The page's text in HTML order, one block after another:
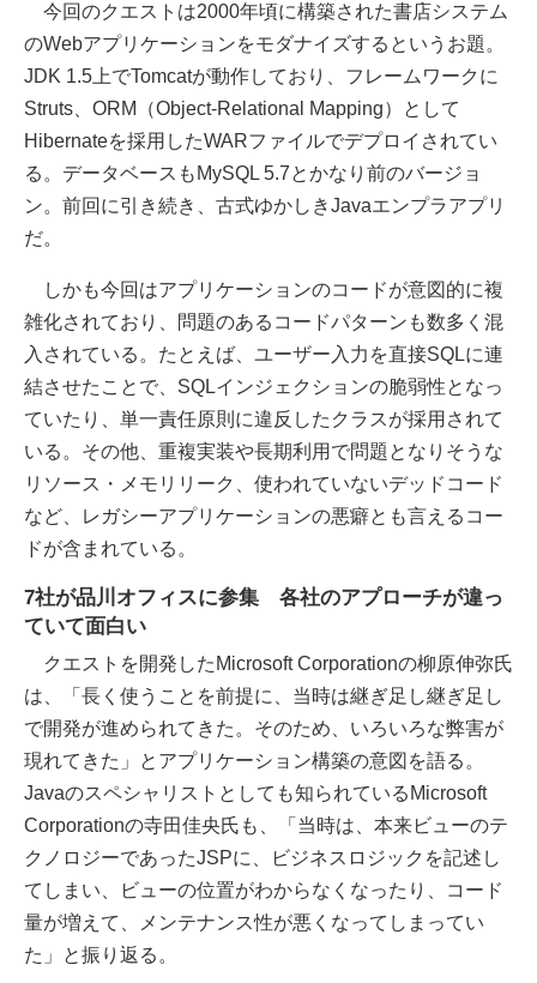
今回のクエストは2000年頃に構築された書店システム
のWebアプリケーションをモダナイズするというお題。
JDK 1.5上でTomcatが動作しており、フレームワークに
Struts、ORM（Object-Relational Mapping）として
Hibernateを採用したWARファイルでデプロイされてい
る。データベースもMySQL 5.7とかなり前のバージョ
ン。前回に引き続き、古式ゆかしきJavaエンプラアプリ
だ。
しかも今回はアプリケーションのコードが意図的に複
雑化されており、問題のあるコードパターンも数多く混
入されている。たとえば、ユーザー入力を直接SQLに連
結させたことで、SQLインジェクションの脆弱性となっ
ていたり、単一責任原則に違反したクラスが採用されて
いる。その他、重複実装や長期利用で問題となりそうな
リソース・メモリリーク、使われていないデッドコード
など、レガシーアプリケーションの悪癖とも言えるコー
ドが含まれている。
7社が品川オフィスに参集 各社のアプローチが違っ
ていて面白い
クエストを開発したMicrosoft Corporationの柳原伸弥氏
は、「長く使うことを前提に、当時は継ぎ足し継ぎ足し
で開発が進められてきた。そのため、いろいろな弊害が
現れてきた」とアプリケーション構築の意図を語る。
Javaのスペシャリストとしても知られているMicrosoft
Corporationの寺田佳央氏も、「当時は、本来ビューのテ
クノロジーであったJSPに、ビジネスロジックを記述し
てしまい、ビューの位置がわからなくなったり、コード
量が増えて、メンテナンス性が悪くなってしまってい
た」と振り返る。